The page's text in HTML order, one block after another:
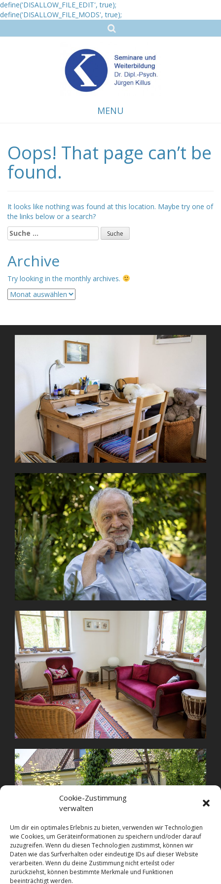
Cookie-Zustimmung
verwalten
Um dir ein optimales Erlebnis zu bieten, verwenden wir Technologien
wie Cookies, um Geräteinformationen zu speichern und/oder darauf
zuzugreifen. Wenn du diesen Technologien zustimmst, können wir
Daten wie das Surfverhalten oder eindeutige IDs auf dieser Website
verarbeiten. Wenn du deine Zustimmung nicht erteilst oder
zurückziehst, können bestimmte Merkmale und Funktionen
beeinträchtigt werden.
define('DISALLOW_FILE_EDIT', true);
define('DISALLOW_FILE_MODS', true);
MENU
to
content
Oops! That page can’t be
found.
It looks like nothing was found at this location. Maybe try one of
the links below or a search?
Suche
nach:
Archive
Try looking in the monthly archives.
Archive